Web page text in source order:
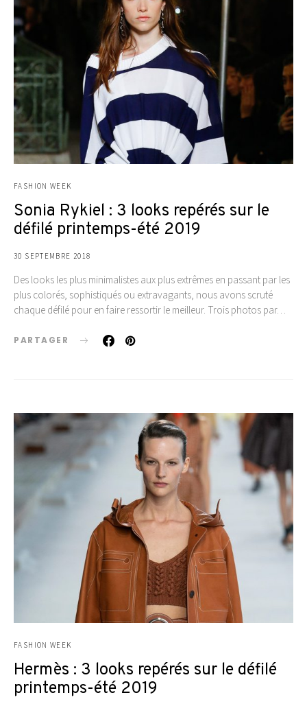
FASHION WEEK
Sonia Rykiel : 3 looks repérés sur le
défilé printemps-été 2019
30 SEPTEMBRE 2018
Des looks les plus minimalistes aux plus extrêmes en passant par les
plus colorés, sophistiqués ou extravagants, nous avons scruté
chaque défilé pour en faire ressortir le meilleur. Trois photos par…
PARTAGER
FASHION WEEK
Hermès : 3 looks repérés sur le défilé
printemps-été 2019